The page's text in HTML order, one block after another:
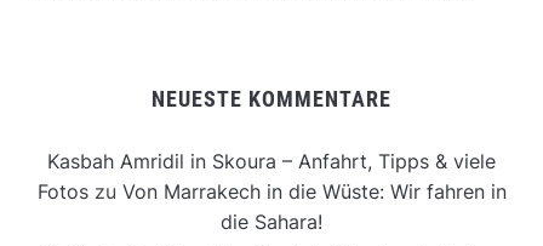
NEUESTE KOMMENTARE
Kasbah Amridil in Skoura – Anfahrt, Tipps & viele
Fotoszu Von Marrakech in die Wüste: Wir fahren in
die Sahara!